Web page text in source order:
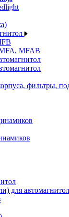
MFAB
фильтры,
для автомагнитол